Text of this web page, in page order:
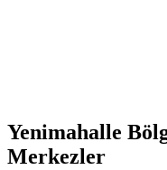
Yenimahalle
Merkezler